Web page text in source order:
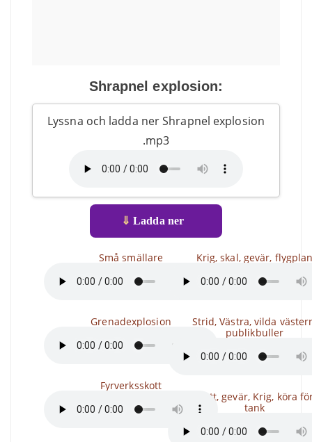
Shrapnel explosion:
Lyssna och ladda ner Shrapnel explosion
.mp3
⇓ Ladda ner
Små smällare
Grenadexplosion
Fyrverksskott
Krig, skal, gevär,
Strid, Västra, vilda
publikbuller
Tankskott, gevär, Krig, köra
tank